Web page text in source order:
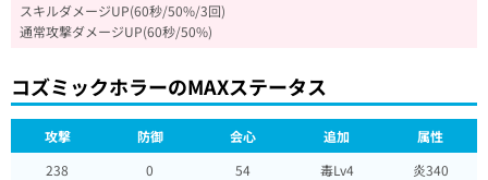
スキルダメージUP(60秒/50%/3回)
通常攻撃ダメージUP(60秒/50%)
コズミックホラーのMAXステータス
攻撃 防御 会心 追加
属性
238
0 54 毒Lv4 炎340